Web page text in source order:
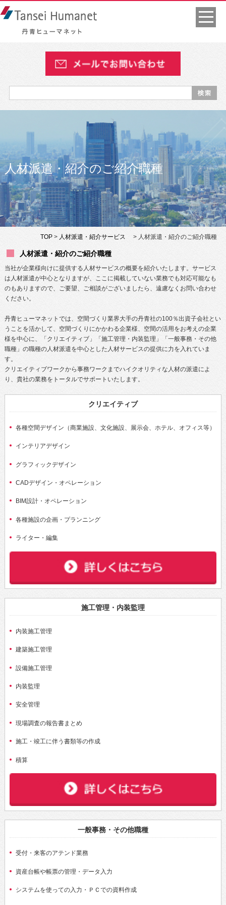
人材派遣・紹介のご紹介職種
TOP > 人材派遣・紹介サービス > 人材派遣・紹介のご紹介職種
人材派遣・紹介のご紹介職種
当社が企業様向けに提供する人材サービスの概要を紹介いたします。サービス
は人材派遣が中心となりますが、ここに掲載していない業務でも対応可能なも
のもありますので、ご要望、ご相談がございましたら、遠慮なくお問い合わせ
ください。
丹青ヒューマネットでは、空間づくり業界大手の丹青社の100％出資子会社とい
うことを活かして、空間づくりにかかわる企業様、空間の活用をお考えの企業
様を中心に、
「クリエイティブ」
「施工管理・内装監理」「一般事務・その他
職種」の職種の人材派遣を中心とした人材サービスの提供に力を入れていま
す。
クリエイティブワークから事務ワークまでハイクオリティな人材の派遣によ
り、貴社の業務をトータルでサポートいたします。
クリエイティブ
各種空間デザイン（商業施設、文化施設、展示会、ホテル、オフィス等）
インテリアデザイン
グラフィックデザイン
CADデザイン・オペレーション
BIM設計・オペレーション
各種施設の企画・プランニング
ライター・編集
施工管理・内装監理
内装施工管理
建築施工管理
設備施工管理
内装監理
安全管理
現場調査の報告書まとめ
施工・竣工に伴う書類等の作成
積算
一般事務・その他職種
受付・来客のアテンド業務
資産台帳や帳票の管理・データ入力
システムを使っての入力・ＰＣでの資料作成